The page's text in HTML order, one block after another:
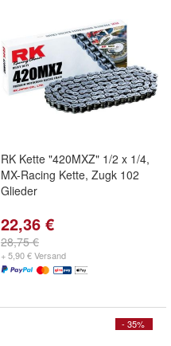
RK Kette "420MXZ" 1/2 x 1/4,
MX-Racing Kette, Zugk 102
Glieder
22,36 €
28,75 €
+ 5,90 € Versand
- 35%